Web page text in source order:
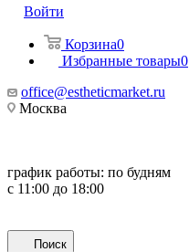
Войти
Корзина0
Избранные товары0
office@estheticmarket.ru
Москва
график работы: по будням
с 11:00 до 18:00
Поиск